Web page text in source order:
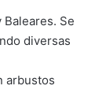
Se
diversas
arbustos